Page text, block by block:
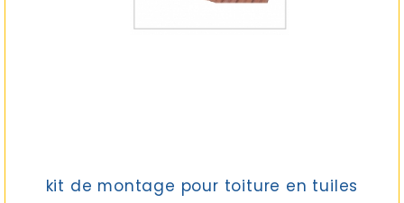
kit de montage pour toiture en tuiles